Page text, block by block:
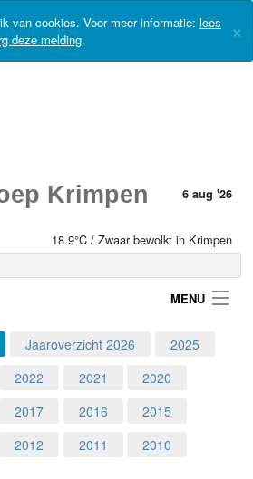
van cookies. Voor meer informatie: lees
deze melding. ×
Krimpen 6 aug '26
18.9°C / Zwaar bewolkt in Krimpen
MENU
Jaaroverzicht 2026
2025
2022 2021
2020
2017 2016
2015
2012 2011 2010